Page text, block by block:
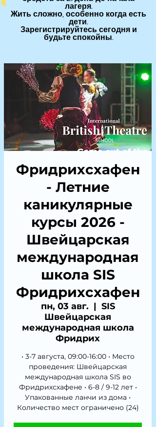
лагеря.
Жить сложно, особенно когда есть
дети.
Зарегистрируйтесь сегодня и
будьте спокойны.
Фридрихсхафен
- Летние
каникулярные
курсы 2026 -
Швейцарская
международная
школа SIS
Фридрихсхафен
пн, 03 авг.
  |
SIS
Швейцарская
международная школа
Фридрих
• 3-7 августа, 09:00-16:00 • Место
проведения: Швейцарская
международная школа SIS во
Фридрихсхафене • 6-8 / 9-12 лет •
Упакованные ланчи из дома •
Количество мест ограничено (24)